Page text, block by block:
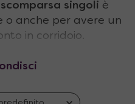
singoli è
o anche per avere un
in corridoio.
sono dotati di reti
o 85 x 200 cm (Aria